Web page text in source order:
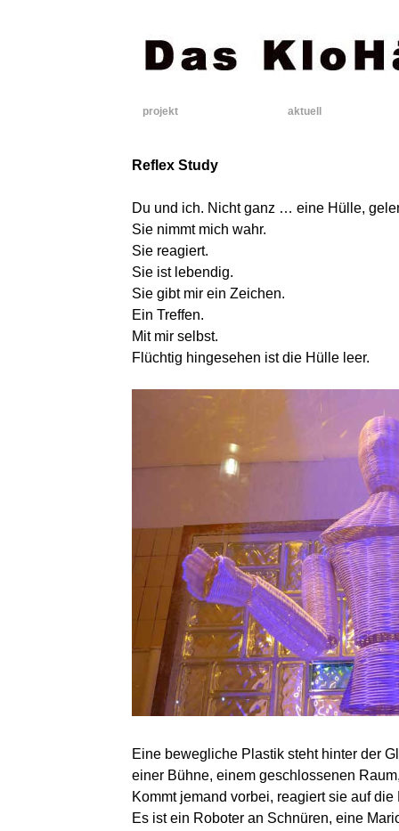
projekt aktuell
Reflex Study
Du und ich. Nicht ganz … eine Hülle,
Sie nimmt mich wahr.
Sie reagiert.
Sie ist lebendig.
Sie gibt mir ein Zeichen.
Ein Treffen.
Mit mir selbst.
Flüchtig hingesehen ist die Hülle leer.
Eine bewegliche Plastik steht hinter der
einer Bühne, einem geschlossenen
Kommt jemand vorbei, reagiert sie auf
Es ist ein Roboter an Schnüren, eine